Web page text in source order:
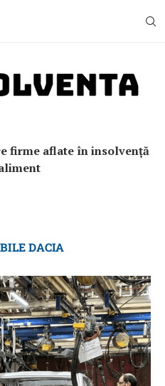
firme aflate în insolvență
DACIA